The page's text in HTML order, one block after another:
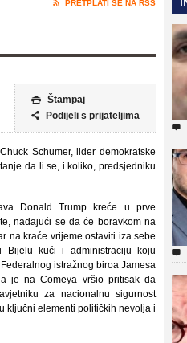

PRETPLATI SE NA RSS
 Štampaj
 Podijeli s prijateljima
Schumer, lider demokratske
da li se, i koliko, predsjedniku
Donald Trump kreće u prve
nadajući se da će boravkom na
na kraće vrijeme ostaviti iza sebe
Bijelu kući i administraciju koju
istražnog biroa Jamesa
je na Comeya vršio pritisak da
za nacionalnu sigurnost
ključni elementi političkih nevolja i

